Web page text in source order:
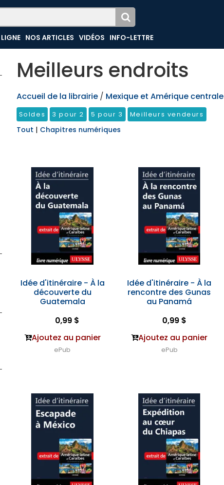
NOS ARTICLES VIDÉOS INFO-LETTRE
Meilleurs endroits
Accueil de la librairie / Mexique et Amérique centrale
Soldes 3 pour 2 5 pour 3 Meilleurs vendeurs
Tout | Chapitres numériques
Idée d'itinéraire - À la
découverte du
Guatemala
0,99 $
Ajoutez au panier
ePub
Idée d'itinéraire - À la
rencontre des Gunas
au Panamá
0,99 $
Ajoutez au panier
ePub